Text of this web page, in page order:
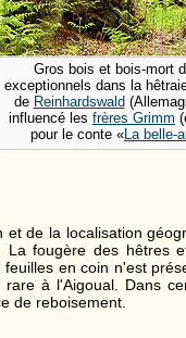
Gros bois et bois-mort
exceptionnels dans la
de Reinhardswald
influencé les frères Grimm
pour le conte «La belle-
de la localisation
La fougère des hêtres
en coin n'est
à l'Aigoual. Dans
de reboisement.